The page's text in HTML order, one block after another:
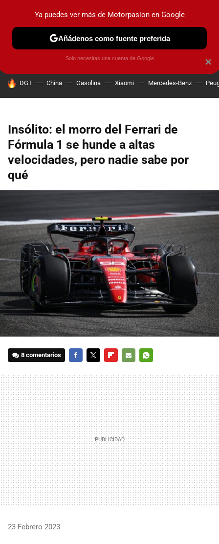
PRUEBAS COCHES ELÉCTRICOS OBSERVATORIO
HOY SE HABLA DE
DGT China Gasolina Xiaomi Mercedes-Benz
Insólito: el morro del Ferrari de
Fórmula 1 se hunde a altas
velocidades, pero nadie sabe por
qué
8 comentarios
MAIL
23 Febrero 2023
×
Ya puedes ver más de Motorpasion en Google
Añádenos como fuente preferida
Solo necesitas una cuenta de Google